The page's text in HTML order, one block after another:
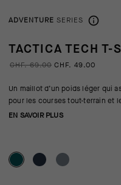
ADVENTURE SERIES
TACTICA TECH T-
CHF. 69.00 CHF. 49.00
Un maillot d’un poids léger qui
pour les courses tout-terrain et
EN SAVOIR PLUS